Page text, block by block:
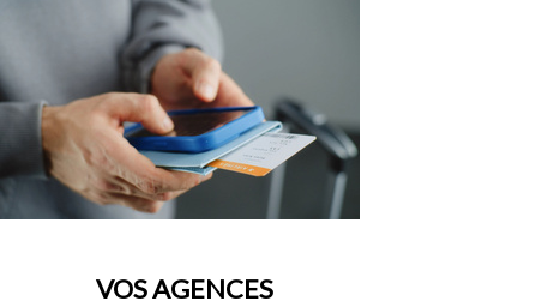
VOS AGENCES